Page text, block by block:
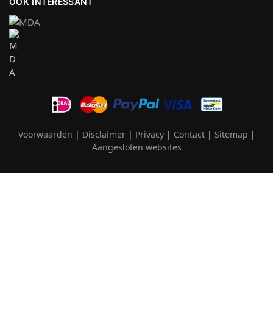
Voorwaarden | Disclaimer| Privacy| Contact| Sitemap |
Aangesloten websites